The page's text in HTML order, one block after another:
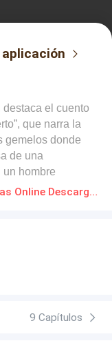
aplicación
destaca el cuento
que narra la
gemelos donde
de una
hombre
a planear la
las historias
libro lo
distintos
quienes
DOCE CUADRAS Y UN MUERTO Novelas Online Descarga gratuita de PDF
9 Capítulos